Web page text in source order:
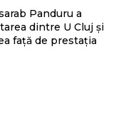
Panduru a
dintre U Cluj și
față de prestația